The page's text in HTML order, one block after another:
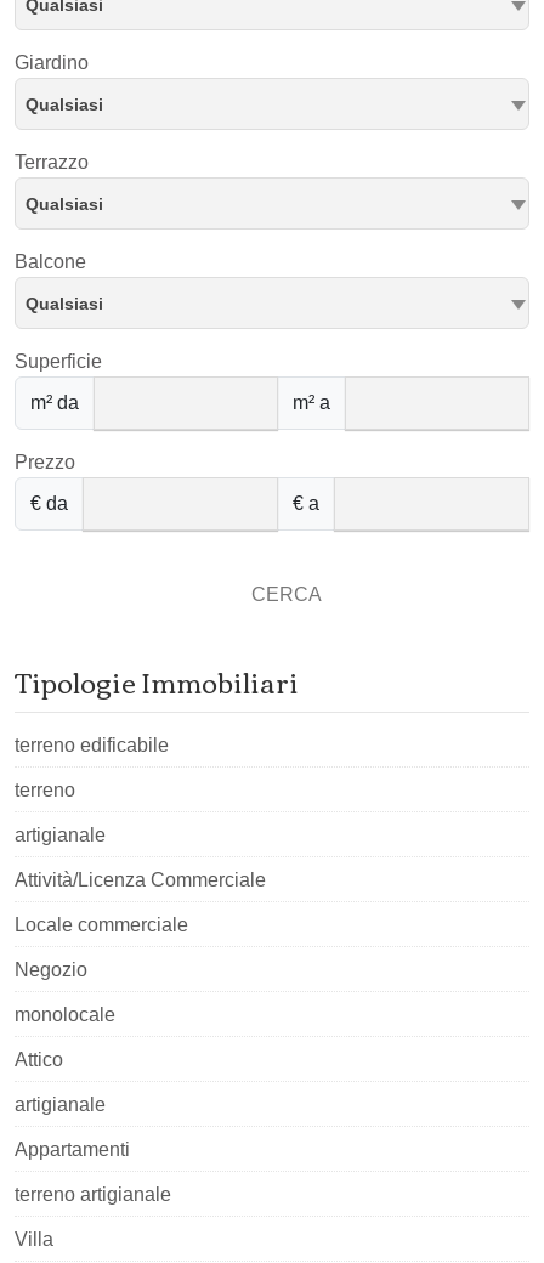
Qualsiasi
Giardino
Qualsiasi
Terrazzo
Qualsiasi
Balcone
Qualsiasi
Superficie
m² da
m² a
Prezzo
€ da
€ a
CERCA
Tipologie Immobiliari
terreno edificabile
terreno
artigianale
Attività/Licenza Commerciale
Locale commerciale
Negozio
monolocale
Attico
artigianale
Appartamenti
terreno artigianale
Villa